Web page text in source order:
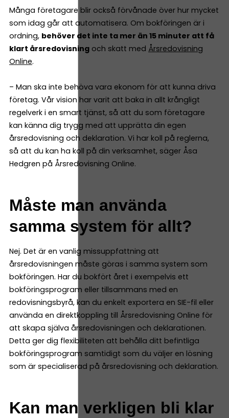
Många företagare blir också förvånade över hur mycket
som idag går att automatisera. Om bokföringen är i
ordning, behöver det inte ta mer än 15 minuter att få
klart årsredovisning och skatt med Årsredovisning
Online.
– Man ska inte behöva vara ekonom för att kunna driva
företag. Vår vision har varit att baka in allt krångligt
regelverk i en smart tjänst, så att du som företagare
kan känna dig trygg med att upprätta din egen
årsredovisning och deklaration. Vi har koll på reglerna,
så att du kan ha koll på din verksamhet, säger Åsa
Hedgren på Årsredovisning Online.
Måste man använda
samma system för allt?
Nej. Det är en vanlig missuppfattning att
årsredovisningen måste göras i samma system som
bokföringen. Har du bokfört året i exempelvis ett
bokföringsprogram eller tillsammans med en
redovisningsbyrå, kan du enkelt exportera en SIE-fil eller
använda en direktkoppling till Årsredovisning Online för
att skapa själva årsredovisningen och deklarationen.
Detta ger dig flexibiliteten att behålla ditt befintliga
bokföringsprogram samtidigt som du väljer en lösning
som är specialiserad på årsredovisning och deklaration.
Kan man verkligen bli klar